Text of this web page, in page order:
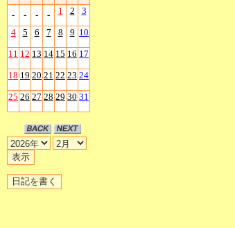
- - - - 1 2 3
4 5 6 7 8 9 10
11 12 13 14 15 16 17
18 19 20 21 22 23 24
25 26 27 28 29 30 31